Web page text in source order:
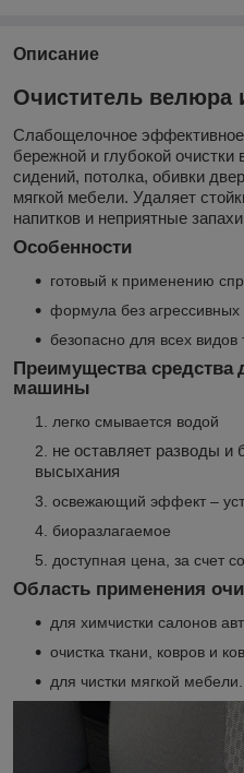
Описание
Очиститель велюра
Слабощелочное
бережной и глубокой
сидений, потолка, обивки
мягкой мебели. Удаляет
напитков и неприятные
Особенности
готовый к применению
формула без агрессивных
безопасно для всех видов
Преимущества средства
машины
легко смывается водой
не оставляет разводы и
высыхания
освежающий эффект –
биоразлагаемое
доступная цена, за счет
Область применения
для химчистки салонов
очистка ткани, ковров и
для чистки мягкой мебели.